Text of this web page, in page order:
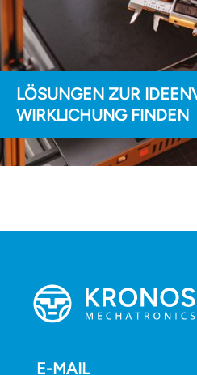
EINE NACHHALTIGE
STRATEGIE ENTWICKELN
E-MAIL